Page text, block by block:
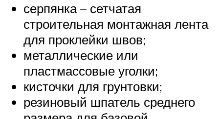
серпянка – сетчатая
строительная монтажная лента
для проклейки швов;
металлические или
пластмассовые уголки;
кисточки для грунтовки;
резиновый шпатель среднего